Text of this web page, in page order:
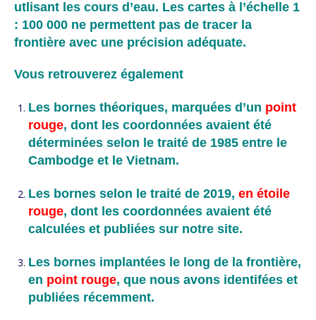
utlisant les cours d’eau. Les cartes à l’échelle 1
: 100 000 ne permettent pas de tracer la
frontière avec une précision adéquate.
Vous retrouverez également
Les bornes théoriques, marquées d’un point
rouge, dont les coordonnées avaient été
déterminées selon le traité de 1985 entre le
Cambodge et le Vietnam.
Les bornes selon le traité de 2019, en étoile
rouge, dont les coordonnées avaient été
calculées et publiées sur notre site.
Les bornes implantées le long de la frontière,
en point rouge, que nous avons identifées et
publiées récemment.